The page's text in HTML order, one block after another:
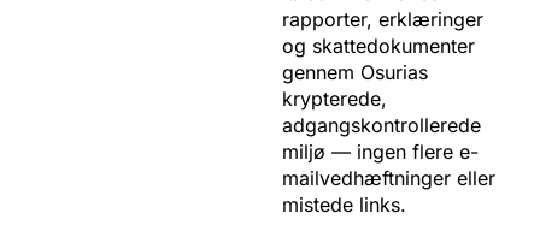
rapporter, erklæringer
og skattedokumenter
gennem Osurias
krypterede,
adgangskontrollerede
miljø — ingen flere e-
mailvedhæftninger eller
mistede links.